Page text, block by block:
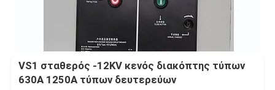
VS1 σταθερός -12KV κενός διακόπτης τύπων
630A 1250A τύπων δευτερεύων